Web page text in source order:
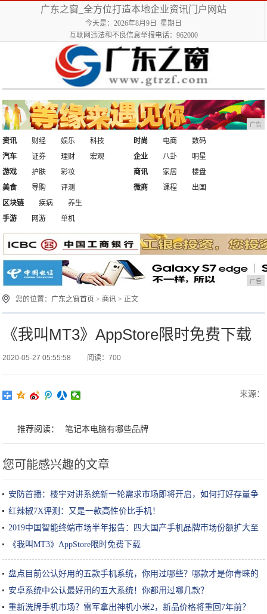
广东之窗_全方位打造本地企业资讯门户网站
今天是：2026年8月9日 星期日
互联网违法和不良信息举报电话：962000
广告
资讯 财经 娱乐
科技
汽车
证券 理财 宏观
时尚 电商
数码
企业
八卦
明星
游戏
护肤
彩妆
美食
导购 评测
商讯 家居
楼盘
微商
课程
出国
区块链
疾病
养生
手游
网游 单机
广告
您的位置： 广东之窗首页 > 商讯 > 正文
《我叫MT3》AppStore限时免费下载
2020-05-27 05:55:58 阅读：700
来源：
推荐阅读： 笔记本电脑有哪些品牌
您可能感兴趣的文章
安防首播：楼宇对讲系统新一轮需求市场即将开启，如何打好存量争
夺战？
红辣椒7X评测：又是一款高性价比手机！
2019中国智能终端市场半年报告：四大国产手机品牌市场份额扩大至
65.7%
《我叫MT3》AppStore限时免费下载
盘点目前公认好用的五款手机系统，你用过哪些？哪款才是你青睐的
安卓系统中公认最好用的五大系统！你都用过哪几款？
重新洗牌手机市场？雷军拿出神机小米2，新品价格将重回7年前？